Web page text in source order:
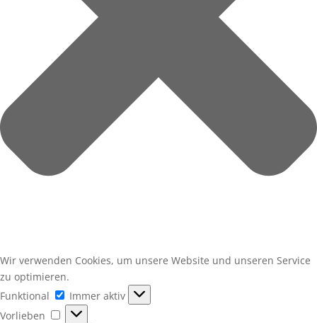
Wir verwenden Cookies, um unsere Website und unseren Service
zu optimieren.
Funktional
Funktional
Immer aktiv
Vorlieben
Vorlieben